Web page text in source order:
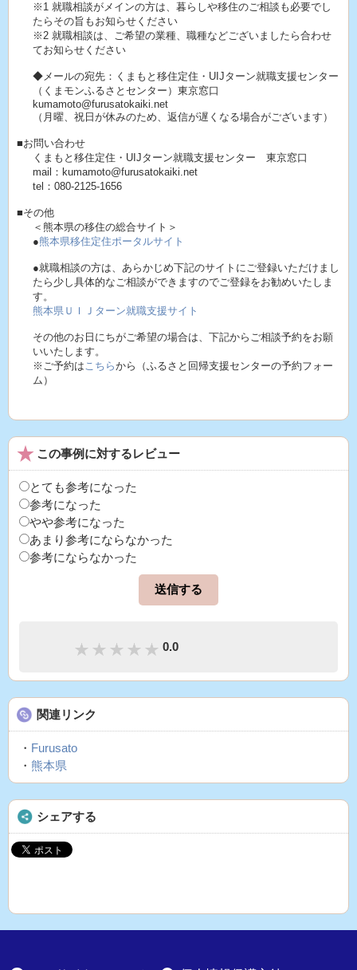
※1 就職相談がメインの方は、暮らしや移住のご相談も必要でし
たらその旨もお知らせください
※2 就職相談は、ご希望の業種、職種などございましたら合わせ
てお知らせください
◆メールの宛先：くまもと移住定住・UIJターン就職支援センター
（くまモンふるさとセンター）東京窓口
kumamoto@furusatokaiki.net
（月曜、祝日が休みのため、返信が遅くなる場合がございます）
■お問い合わせ
くまもと移住定住・UIJターン就職支援センター 東京窓口
mail：kumamoto@furusatokaiki.net
tel：080-2125-1656
■その他
＜熊本県の移住の総合サイト＞
●熊本県移住定住ポータルサイト
●就職相談の方は、あらかじめ下記のサイトにご登録いただけまし
たら少し具体的なご相談ができますのでご登録をお勧めいたしま
す。
熊本県ＵＩＪターン就職支援サイト
その他のお日にちがご希望の場合は、下記からご相談予約をお願
いいたします。
※ご予約はこちらから（ふるさと回帰支援センターの予約フォー
ム）
この事例に対するレビュー
とても参考になった
参考になった
やや参考になった
あまり参考にならなかった
参考にならなかった
0.0
関連リンク
・ Furusato
・ 熊本県
シェアする